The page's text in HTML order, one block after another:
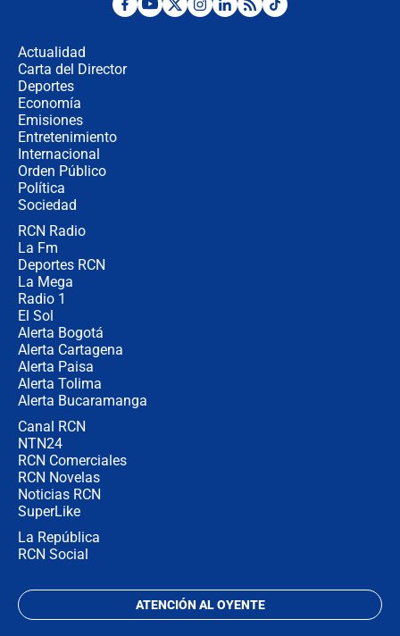
Desde dermatitis hasta infecciones:
Actualidad
Carta del Director
Deportes
Economía
Emisiones
Entretenimiento
Internacional
Orden Público
Política
Sociedad
RCN Radio
La Fm
Deportes RCN
La Mega
Radio 1
El Sol
Alerta Bogotá
Alerta Cartagena
Alerta Paisa
Alerta Tolima
Alerta Bucaramanga
Canal RCN
NTN24
RCN Comerciales
RCN Novelas
Noticias RCN
SuperLike
La República
RCN Social
ATENCIÓN AL OYENTE